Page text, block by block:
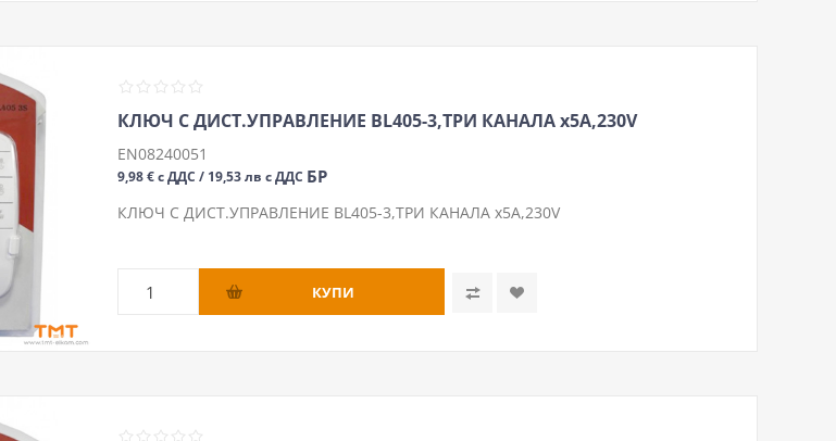
КЛЮЧ С ДИСТ.УПРАВЛЕНИЕ BL405-3,ТРИ КАНАЛА х5A,230V
EN08240051
9,98 € с ДДС / 19,53 лв с ДДС БР
КЛЮЧ С ДИСТ.УПРАВЛЕНИЕ BL405-3,ТРИ КАНАЛА х5A,230V